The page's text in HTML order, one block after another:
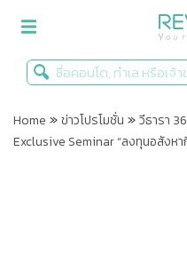
รีวิวคอนโด
Home »ข่าวโปรโมชั่น »วีธารา
Exclusive Seminar “ลงทุนอสังหา